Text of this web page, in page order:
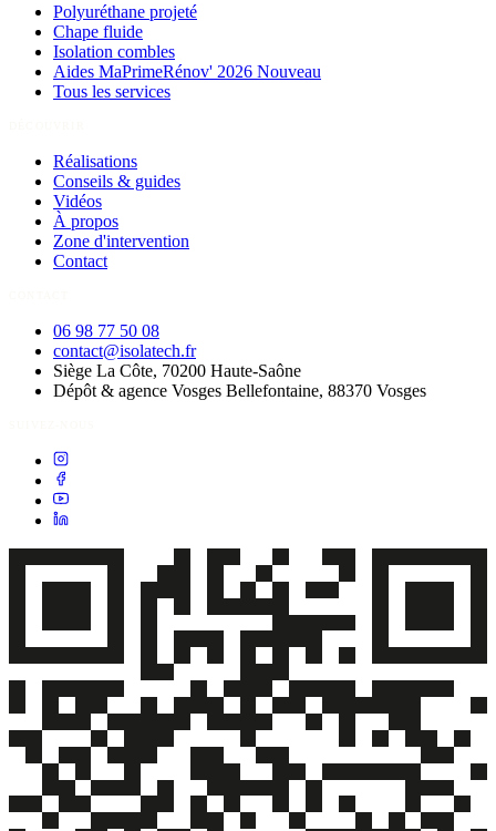
Polyuréthane projeté
Chape fluide
Isolation combles
Aides MaPrimeRénov' 2026 Nouveau
Tous les services
Réalisations
Conseils & guides
Vidéos
À propos
Zone d'intervention
Contact
06 98 77 50 08
contact@isolatech.fr
Siège La Côte, 70200 Haute-Saône
Dépôt & agence Vosges Bellefontaine, 88370 Vosges